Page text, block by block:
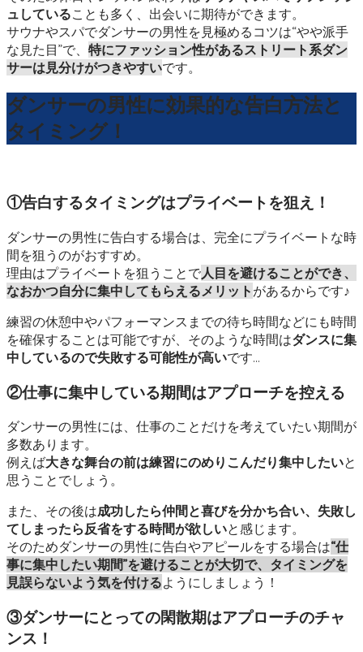
ュしていることも多く、出会いに期待ができます。
サウナやスパでダンサーの男性を見極めるコツは“やや派手
な見た目”で、 特にファッション性があるストリート系ダン
サーは見分けがつきやすいです。
ダンサーの男性に効果的な告白方法と
タイミング！
①告白するタイミングはプライベートを狙え！
ダンサーの男性に告白する場合は、完全にプライベートな時
間を狙うのがおすすめ。
理由はプライベートを狙うことで人目を避けることができ、
なおかつ自分に集中してもらえるメリット があるからです♪
練習の休憩中やパフォーマンスまでの待ち時間などにも時間
を確保することは可能ですが、そのような時間はダンスに集
中しているので失敗する可能性が高いです…
②仕事に集中している期間はアプローチを控える
ダンサーの男性には、仕事のことだけを考えていたい期間が
多数あります。
例えば大きな舞台の前は練習にのめりこんだり集中したいと
思うことでしょう。
また、その後は成功したら仲間と喜びを分かち合い、失敗し
てしまったら反省をする時間が欲しいと感じます。
そのためダンサーの男性に告白やアピールをする場合は“仕
事に集中したい期間”を避けることが大切で、タイミングを
見誤らないよう気を付けるようにしましょう！
③ダンサーにとっての閑散期はアプローチのチャ
ンス！